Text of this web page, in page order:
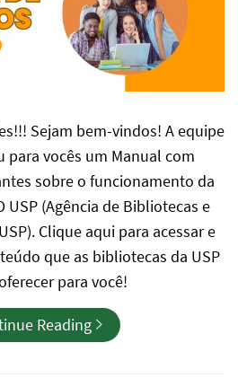
Sejam bem-vindos! A equipe
para vocês um Manual com
sobre o funcionamento da
USP (Agência de Bibliotecas e
Clique aqui para acessar e
que as bibliotecas da USP
para você!
Reading